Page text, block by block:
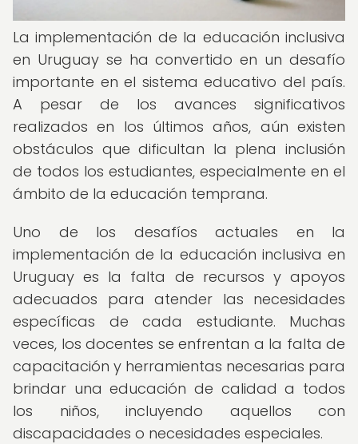
La implementación de la educación inclusiva
en Uruguay se ha convertido en un desafío
importante en el sistema educativo del país.
A pesar de los avances significativos
realizados en los últimos años, aún existen
obstáculos que dificultan la plena inclusión
de todos los estudiantes, especialmente en el
ámbito de la educación temprana.
Uno de los desafíos actuales en la
implementación de la educación inclusiva en
Uruguay es la falta de recursos y apoyos
adecuados para atender las necesidades
específicas de cada estudiante. Muchas
veces, los docentes se enfrentan a la falta de
capacitación y herramientas necesarias para
brindar una educación de calidad a todos
los niños, incluyendo aquellos con
discapacidades o necesidades especiales.